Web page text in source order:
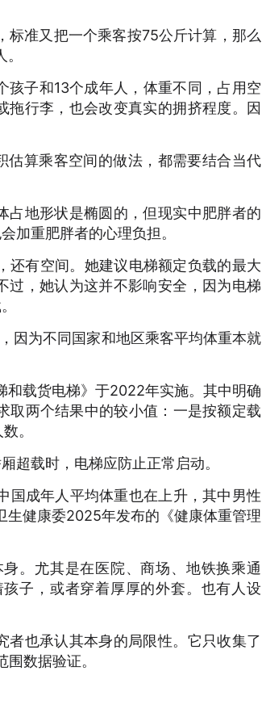
标准又把一个乘客按75公斤计算，那么
子和13个成年人，体重不同，占用空
行李，也会改变真实的拥挤程度。因
算乘客空间的做法，都需要结合当代
占地形状是椭圆的，但现实中肥胖者的
加重肥胖者的心理负担。
有空间。她建议电梯额定负载的最大
过，她认为这并不影响安全，因为电梯
因为不同国家和地区乘客平均体重本就
和载货电梯》于2022年实施。其中明确
取两个结果中的较小值：一是按额定载
。
超载时，电梯应防止正常启动。
国成年人平均体重也在上升，其中男性
健康委2025年发布的《健康体重管理
。尤其是在医院、商场、地铁换乘通
子，或者穿着厚厚的外套。也有人设
也承认其本身的局限性。它只收集了
数据验证。